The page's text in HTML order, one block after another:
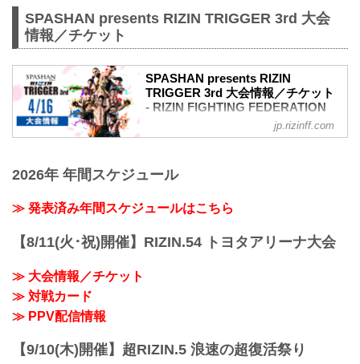
SPASHAN presents RIZIN TRIGGER 3rd 大会
情報／チケット
SPASHAN presents RIZIN
TRIGGER 3rd 大会情報／チケット
- RIZIN FIGHTING FEDERATION
SPASHAN presents RIZIN TRIGGER 3rd
2022年4月16日（土）12:30開場（予定）/
14:00開始（予定）
※開場・開始時間は予定です。決定次第
RIZIN FFオフィシャルサイトにてご案内
ご了承ください。
会場
jp.rizinff.com
2026年 年間スケジュール
≫ 発表済み年間スケジュールはこちら
【8/11(火･祝)開催】RIZIN.54 トヨタアリーナ大会
≫ 大会情報／チケット
≫ 対戦カード
≫ PPV配信情報
【9/10(木)開催】超RIZIN.5 浪速の超復活祭り